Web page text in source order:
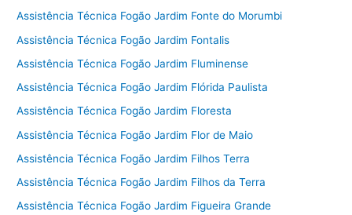
Assistência Técnica Fogão Jardim Fonte do Morumbi
Assistência Técnica Fogão Jardim Fontalis
Assistência Técnica Fogão Jardim Fluminense
Assistência Técnica Fogão Jardim Flórida Paulista
Assistência Técnica Fogão Jardim Floresta
Assistência Técnica Fogão Jardim Flor de Maio
Assistência Técnica Fogão Jardim Filhos Terra
Assistência Técnica Fogão Jardim Filhos da Terra
Assistência Técnica Fogão Jardim Figueira Grande